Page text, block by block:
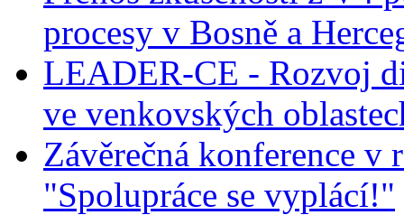
procesy v Bosně a
LEADER-CE - Rozvoj
ve venkovských
Závěrečná konference v
"Spolupráce se vyplácí!"